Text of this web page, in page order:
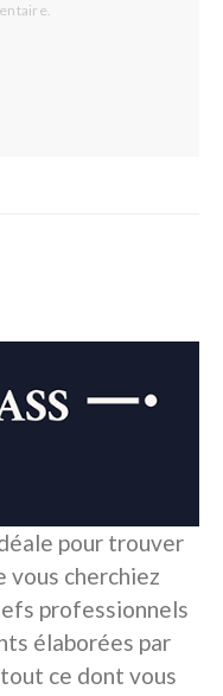
pour trouver
vous cherchiez
professionnels
élaborées par
ce dont vous